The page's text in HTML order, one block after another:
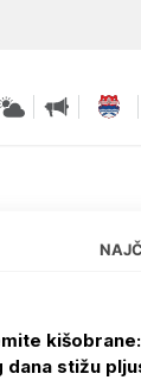
dana stižu